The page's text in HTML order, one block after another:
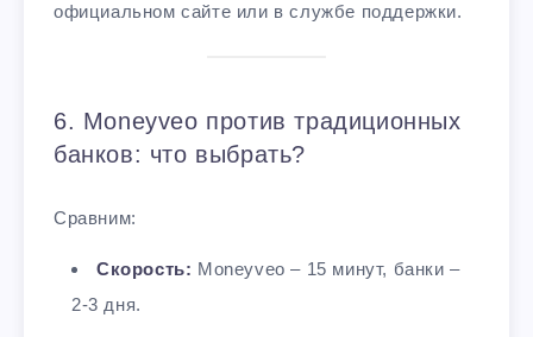
официальном сайте или в службе поддержки.
6. Moneyveo против традиционных
банков: что выбрать?
Сравним:
Скорость: Moneyveo – 15 минут, банки –
2-3 дня.